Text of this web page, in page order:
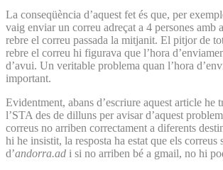
La conseqüència d’aquest fet és que, per
vaig enviar un correu adreçat a 4 persones amb
rebre el correu passada la mitjanit. El pitjor de
rebre el correu hi figurava que l’hora
d’avui. Un veritable problema quan l’hora
important.
Evidentment, abans d’escriure aquest article he
l’STA des de dilluns per avisar d’aquest
correus no arriben correctament a diferents
hi he insistit, la resposta ha estat que els correus
d’andorra.ad i si no arriben bé a gmail, no hi